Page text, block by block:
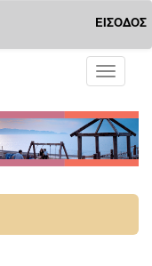
ΕΙΣΟΔΟΣ
Toggle